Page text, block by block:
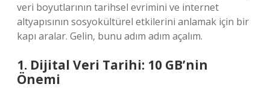
veri boyutlarının tarihsel evrimini ve internet
altyapısının sosyokültürel etkilerini anlamak için bir
kapı aralar. Gelin, bunu adım adım açalım.
1. Dijital Veri Tarihi: 10 GB’nin
Önemi